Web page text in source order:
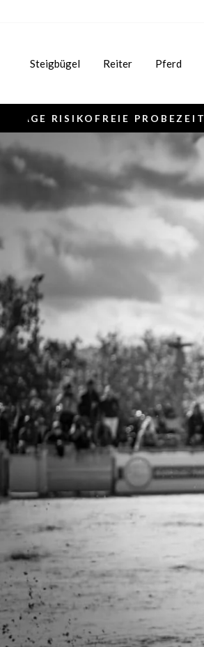
Steigbügel Reiter Pferd